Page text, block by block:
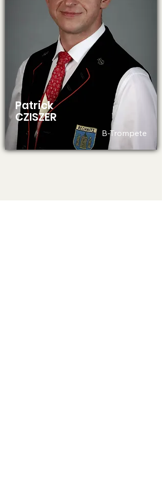
Patrick
CZISZER
B-Trompete